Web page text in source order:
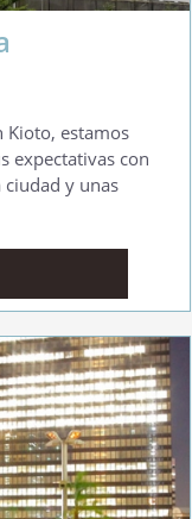
Kioto, estamos
expectativas con
y unas